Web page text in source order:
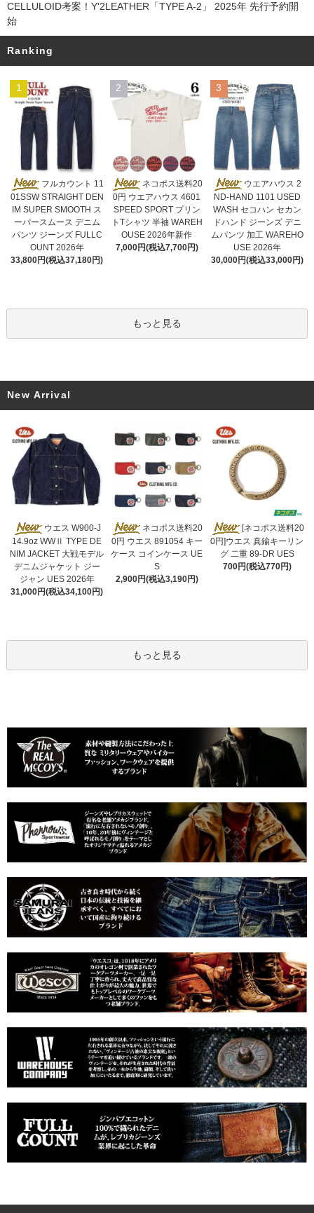
CELLULOID考案！Y'2LEATHER「TYPE A-2」 2025年 先行予約開
始
Ranking
1
フルカウント 11
01SSW STRAIGHT DEN
IM SUPER SMOOTH ス
ーパースムース デニム
パンツ ジーンズ FULLC
OUNT 2026年
33,800円(税込37,180円)
2
ネコポス送料20
0円 ウエアハウス 4601
SPEED SPORT プリン
トTシャツ 半袖 WAREH
OUSE 2026年新作
7,000円(税込7,700円)
3
ウエアハウス 2
ND-HAND 1101 USED
WASH セコハン セカン
ドハンド ジーンズ デニ
ムパンツ 加工 WAREHO
USE 2026年
30,000円(税込33,000円)
もっと見る
New Arrival
ウエス W900-J
14.9oz WWⅡ TYPE DE
NIM JACKET 大戦モデル
デニムジャケット ジー
ジャン UES 2026年
31,000円(税込34,100円)
ネコポス送料20
0円 ウエス 891054 キー
ケース コインケース UE
S
2,900円(税込3,190円)
[ネコポス送料20
0円]ウエス 真鍮キーリン
グ 二重 89-DR UES
700円(税込770円)
もっと見る